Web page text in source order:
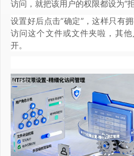
访问，就把该用户的权限都设为“拒
设置好后点击“确定”，这样只有
访问这个文件或文件夹啦，其
开。